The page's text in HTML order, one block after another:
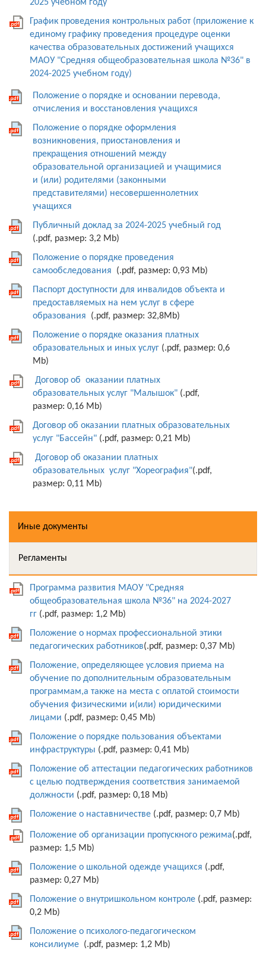
2025 учебном году
График проведения контрольных работ (приложение к
единому графику проведения процедуре оценки
качества образовательных достижений учащихся
МАОУ "Средняя общеобразовательная школа №36" в
2024-2025 учебном году)
Положение о порядке и основании перевода,
отчисления и восстановления учащихся
Положение о порядке оформления
возникновения, приостановления и
прекращения отношений между
образовательной организацией и учащимися
и (или) родителями (законными
представителями) несовершеннолетних
учащихся
Публичный доклад за 2024-2025 учебный год
(.pdf, размер: 3,2 Mb)
Положение о порядке проведения
самообследования
(.pdf, размер: 0,93 Mb)
Паспорт доступности для инвалидов объекта и
предоставляемых на нем услуг в сфере
образования
(.pdf, размер: 32,8Mb)
Положение о порядке оказания платных
образовательных и иных услуг (.pdf, размер: 0,6
Mb)
Договор об оказании платных
образовательных услуг "Малышок" (.pdf,
размер: 0,16 Mb)
Договор об оказании платных образовательных
услуг "Бассейн" (.pdf, размер: 0,21 Mb)
Договор об оказании платных
образовательных услуг "Хореография"(.pdf,
размер: 0,11 Mb)
Иные документы
Регламенты
Программа развития МАОУ "Средняя
общеобразовательная школа №36" на 2024-2027
гг (.pdf, размер: 1,2 Mb)
Положение о нормах профессиональной этики
педагогических работников(.pdf, размер: 0,37 Mb)
Положение, определяющее условия приема на
обучение по дополнительным образовательным
программам,а также на места с оплатой стоимости
обучения физическими и(или) юридическими
лицами (.pdf, размер: 0,45 Mb)
Положение о порядке пользования объектами
инфраструктуры (.pdf, размер: 0,41 Mb)
Положение об аттестации педагогических работников
с целью подтверждения соответствия занимаемой
должности (.pdf, размер: 0,18 Mb)
Положение о наставничестве (.pdf, размер: 0,7 Mb)
Положение об организации пропускного режима(.pdf,
размер: 1,5 Mb)
Положение о школьной одежде учащихся (.pdf,
размер: 0,27 Mb)
Положение о внутришкольном контроле (.pdf, размер:
0,2 Mb)
Положение о психолого-педагогическом
консилиуме (.pdf, размер: 1,2 Mb)